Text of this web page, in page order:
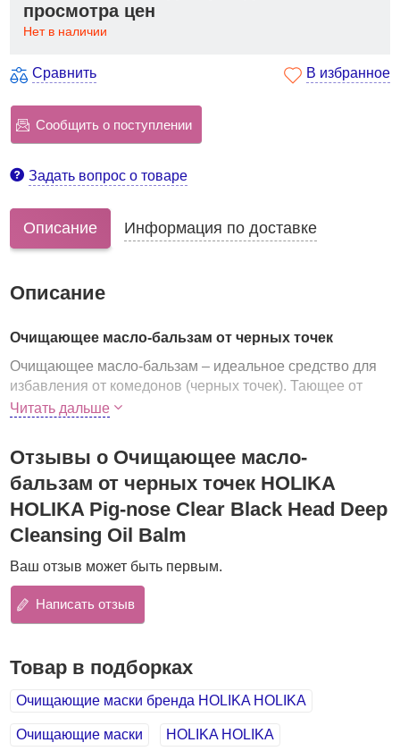
просмотра цен
Нет в наличии
Сравнить В избранное
Сообщить о поступлении
Задать вопрос о товаре
Описание Информация по доставке
Описание
Очищающее масло-бальзам от черных точек
Очищающее масло-бальзам – идеальное средство для
избавления от комедонов (черных точек). Тающее от
тепла вашей кожи масло-бальзам очистит поверхность
Масло-бальзам регулирует работу сальных желез и
абсорбирует излишки кожного жира. Очищенная кожа
становится гладкой, шелковистой, приобретает нежный,
свежий цвет.
Активные компоненты:Каолин (белая глина)
адсорбирует кожное сало, выводит шлаки и токсины,
насыщает кожу микроэлементами, дезинфицирует,
Витамин E – нейтрализует действие свободных
окружающей среды, УФ-излучения, стрессов, курения,
лекарственной терапии.
Читать дальше
Отзывы о Очищающее масло-
бальзам от черных точек HOLIKA
HOLIKA Pig-nose Clear Black Head Deep
Cleansing Oil Balm
Ваш отзыв может быть первым.
Написать отзыв
Товар в подборках
Очищающие маски бренда HOLIKA HOLIKA
Очищающие маски HOLIKA HOLIKA